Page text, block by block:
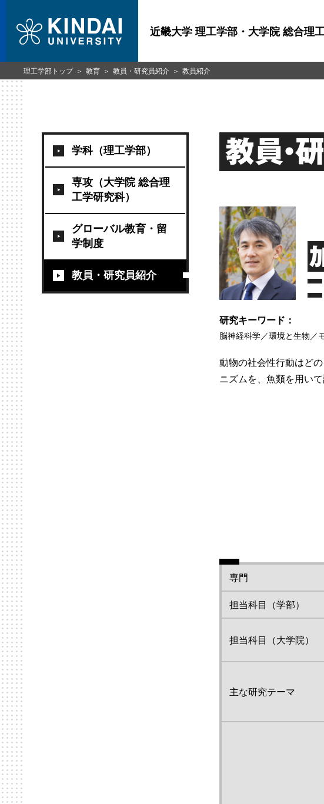
近畿大学 理工学部・大学院 総合理
学科（理工学部）
専攻（大学院 総合理
工学研究科）
グローバル教育・留
学制度
教員・研究員紹介
教員・
研究キーワード：
脳神経科学／環境と生物／
動物の社会性行動はど
ニズムを、魚類を用いて
専門
担当科目（学部）
担当科目（大学院）
主な研究テーマ
理工学部トップ 教育 教員・研究員紹介 教員紹介